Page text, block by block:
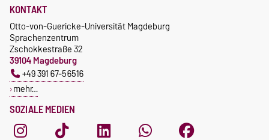
SOZIALE MEDIEN
KONTAKT
Otto-von-Guericke-Universität Magdeburg
Sprachenzentrum
Zschokkestraße 32
39104 Magdeburg
+49 391 67-56516
mehr…